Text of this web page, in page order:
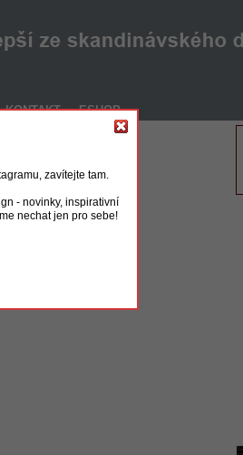
KONTAKT ESHOP
zavítejte tam.
- novinky, inspirativní
nechat jen pro sebe!